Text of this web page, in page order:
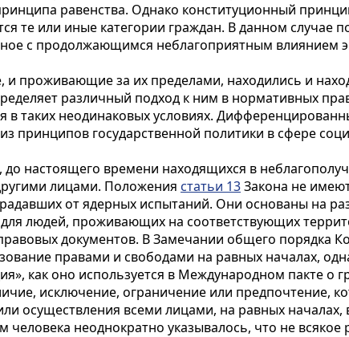
равенства. Однако конституционный
те или иные категории граждан. В данном случае
с продолжающимся неблагоприятным влиянием
проживающие за их пределами, находились и
различный подход к ним в нормативных
таких неодинаковых условиях.
принципов государственной политики в сфере
настоящего времени находящихся в
лицами. Положения статьи 13Закона не
от ядерных испытаний. Они основаны на
людей, проживающих на соответствующих
документов. В Замечании общего порядка
правами и свободами на равных началах,
как оно используется в Международном пакте о
исключение, ограничение или предпочтение,
осуществления всеми лицами, на равных началах,
неоднократно указывалось, что не